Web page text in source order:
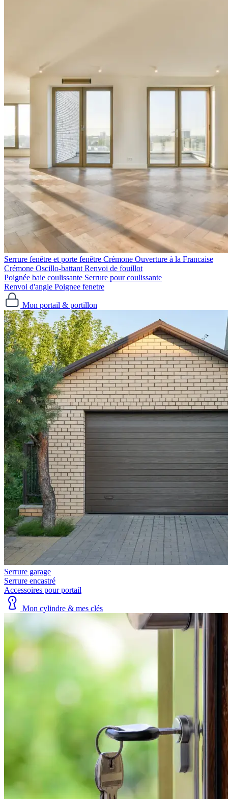
Serrure fenêtre et porte fenêtre
Crémone Ouverture à la Francaise
Crémone Oscillo-battant Renvoi de fouillot
Poignée baie coulissante Serrure pour coulissante
Renvoi d'angle Poignee fenetre
Mon portail & portillon
Serrure garage
Serrure encastré
Accessoires pour portail
Mon cylindre & mes clés